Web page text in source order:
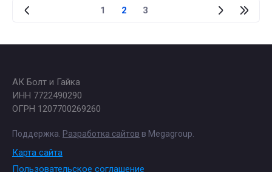
1 2 3
АК Болт и Гайка
ИНН 7722490290
ОГРН 1207700269260
Поддержка. Разработка сайтов в Megagroup.
Карта сайта
Пользовательское соглашение